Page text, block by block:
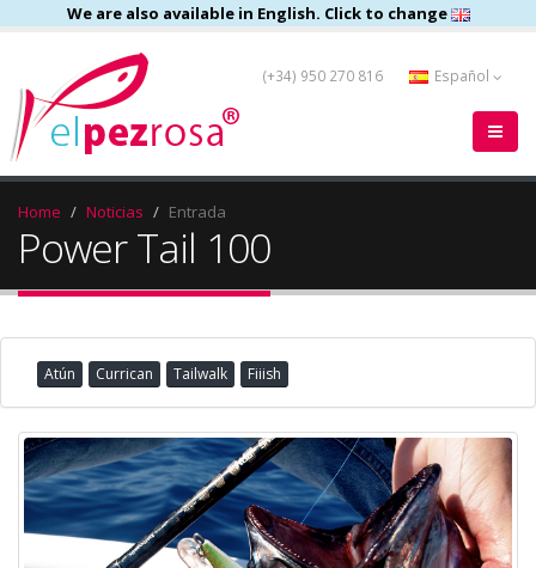
We are also available in English. Click to change
(+34) 950 270 816 Español
Home Noticias Entrada
Power Tail 100
Atún Currican Tailwalk Fiiish